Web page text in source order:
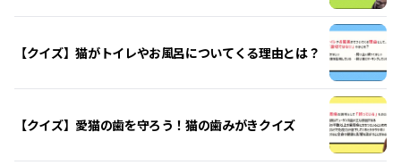
【クイズ】猫がトイレやお風呂についてくる理由とは？
【クイズ】愛猫の歯を守ろう！猫の歯みがきクイズ